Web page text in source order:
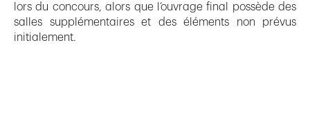
lors du concours, alors que l’ouvrage final possède des
salles supplémentaires et des éléments non prévus
initialement.